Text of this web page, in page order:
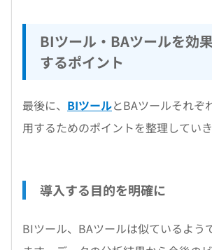
BIツール・BAツールを効
するポイント
最後に、 BIツールとBAツールそれぞ
用するためのポイントを整理していき
導入する目的を明確に
BIツール、BAツールは似ているよう